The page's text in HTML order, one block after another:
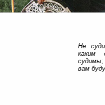
Не
каким
вам